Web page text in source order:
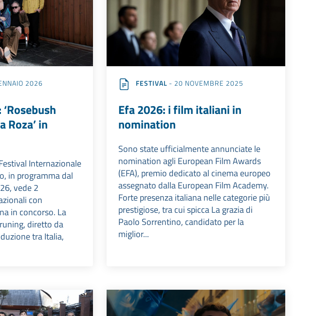
2026
Roza’ in
Internazionale
in programma dal
vede 2
con
in concorso. La
diretto da
tra Italia,
FESTIVAL - 20 NOVEMBRE 2025
Efa 2026: i film italiani in
nomination
Sono state ufficialmente annunciate le
nomination agli European Film Awards
(EFA), premio dedicato al cinema europeo
assegnato dalla European Film Academy.
Forte presenza italiana nelle categorie più
prestigiose, tra cui spicca La grazia di
Paolo Sorrentino, candidato per la
miglior...